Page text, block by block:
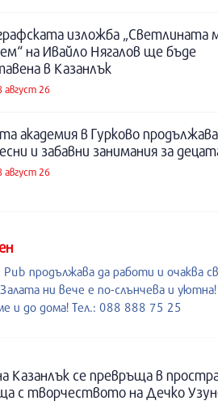
изложба „Светлината
на Ивайло Нягалов ще бъде
в Казанлък
август 26
академия в Гурково
и забавни занимания за
август 26
продължава да работи и очаква
ни вече е по-слънчева и уютна!
и до дома! Тел.: 088 888 75 25
Казанлък се превръща в
с творчеството на Дечко